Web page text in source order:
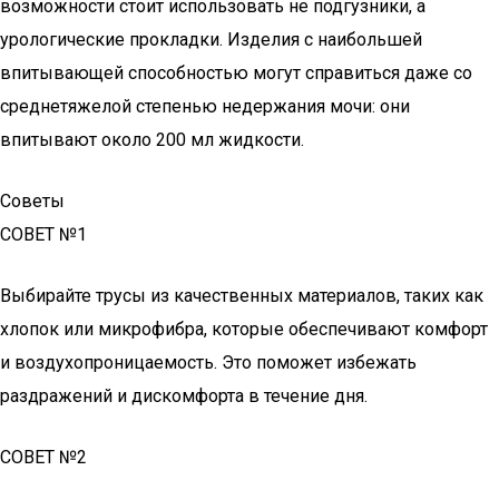
возможности стоит использовать не подгузники, а
урологические прокладки. Изделия с наибольшей
впитывающей способностью могут справиться даже со
среднетяжелой степенью недержания мочи: они
впитывают около 200 мл жидкости.
Советы
СОВЕТ №1
Выбирайте трусы из качественных материалов, таких как
хлопок или микрофибра, которые обеспечивают комфорт
и воздухопроницаемость. Это поможет избежать
раздражений и дискомфорта в течение дня.
СОВЕТ №2